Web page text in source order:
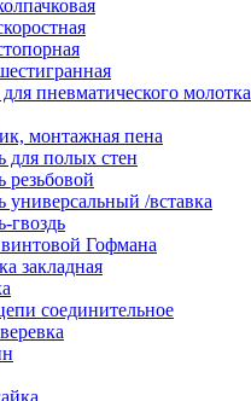
пневматического молотка
монтажная пена
для полых стен
резьбовой
универсальный /вставка
гвоздь
Гофмана
закладная
соединительное